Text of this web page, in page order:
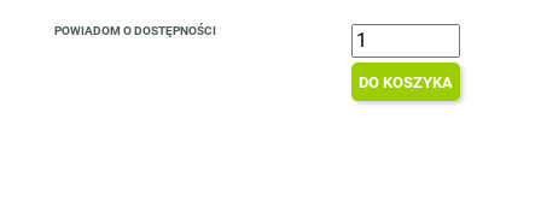
POWIADOM O DOSTĘPNOŚCI
DO KOSZYKA